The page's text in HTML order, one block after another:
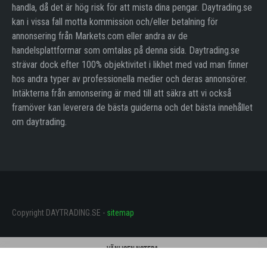
handla, då det är hög risk för att mista dina pengar. Daytrading.se
kan i vissa fall motta kommission och/eller betalning för
annonsering från Markets.com eller andra av de
handelsplattformar som omtalas på denna sida. Daytrading.se
strävar dock efter 100% objektivitet i likhet med vad man finner
hos andra typer av professionella medier och deras annonsörer.
Intäkterna från annonsering är med till att säkra att vi också
framöver kan leverera de bästa guiderna och det bästa innehållet
om daytrading.
Copyright DAYTRADING.SE - sitemap
Vänligen notera: